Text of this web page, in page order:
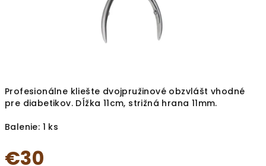
Profesionálne kliešte dvojpružinové obzvlášt vhodné
pre diabetikov. Dĺžka 11cm, strižná hrana 11mm.
Balenie: 1 ks
€30